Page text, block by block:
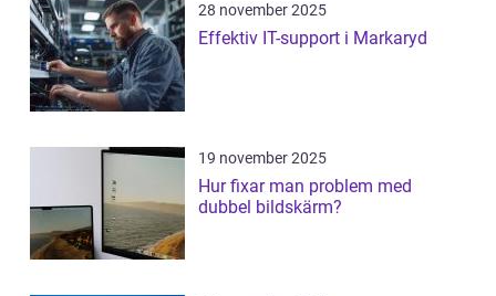
28 november 2025
Effektiv IT-support i Markaryd
19 november 2025
Hur fixar man problem med
dubbel bildskärm?